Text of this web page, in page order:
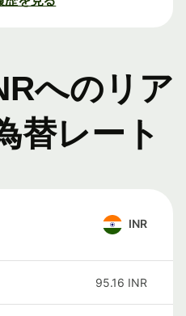
へのリア
替レート
INR
95.16 INR